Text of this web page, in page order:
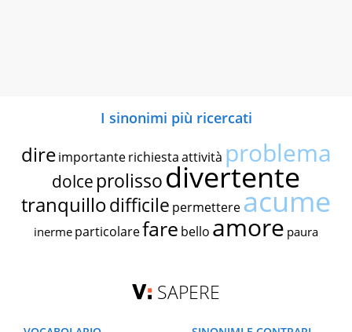
I sinonimi più ricercati
dire importante richiestaattività problema
dolce prolissodivertente
tranquillodifficile permettereacume
inerme particolarefare bello amore paura
SAPERE